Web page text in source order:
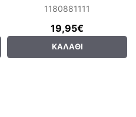
1180881111
19,95€
ΚΑΛΆΘΙ